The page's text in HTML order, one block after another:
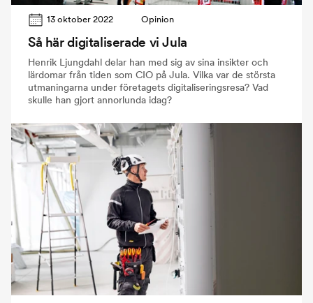
13 oktober 2022 Opinion
Så här digitaliserade vi Jula
Henrik Ljungdahl delar han med sig av sina insikter och
lärdomar från tiden som CIO på Jula. Vilka var de största
utmaningarna under företagets digitaliseringsresa? Vad
skulle han gjort annorlunda idag?